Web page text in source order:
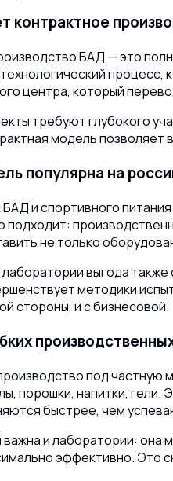
контрактное
БАД — это
процесс,
центра, который
требуют глубокого
модель
популярна на
и спортивного
подходит:
не только
выгода
методики
стороны, и с бизнесовой.
под частную
порошки, напитки,
быстрее, чем
важна и лаборатории: она
эффективно. Это